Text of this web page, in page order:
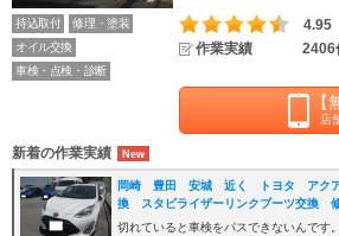
持込取付
修理・塗装
オイル交換
車検・点検・診断
4.95
作業実績
2406
【
店
新着の作業実績
岡崎 豊田 安城 近く トヨタ アク
換 スタビライザーリンクブーツ交換
切れていると車検をパスできないんです